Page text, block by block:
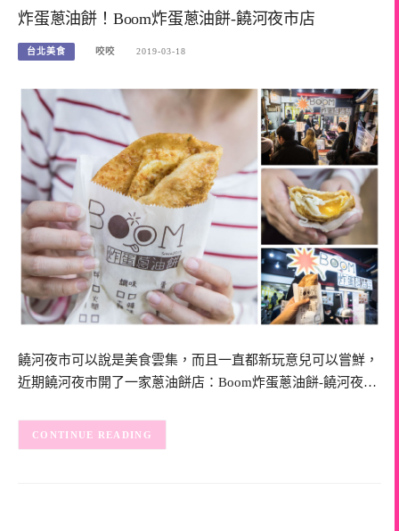
炸蛋蔥油餅！Boom炸蛋蔥油餅-饒河夜市店
台北美食 咬咬 2019-03-18
饒河夜市可以說是美食雲集，而且一直都新玩意兒可以嘗鮮，
近期饒河夜市開了一家蔥油餅店：Boom炸蛋蔥油餅-饒河夜…
CONTINUE READING